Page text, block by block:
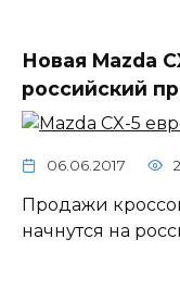
Новая Mazda
российский
06.06.2017
Продажи
начнутся на